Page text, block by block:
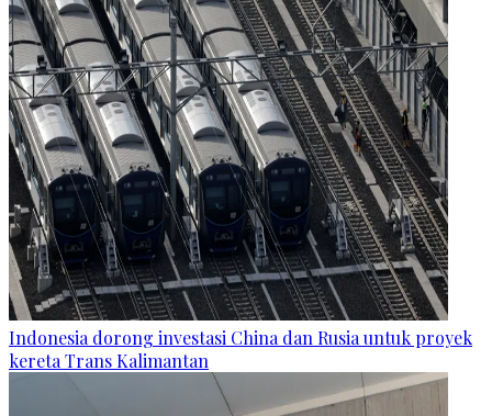
Indonesia dorong investasi China dan Rusia untuk proyek
kereta Trans Kalimantan